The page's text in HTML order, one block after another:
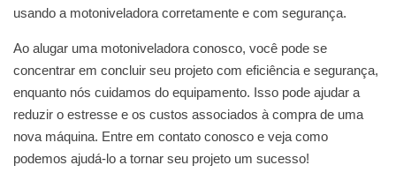
usando a motoniveladora corretamente e com segurança.
Ao alugar uma motoniveladora conosco, você pode se
concentrar em concluir seu projeto com eficiência e segurança,
enquanto nós cuidamos do equipamento. Isso pode ajudar a
reduzir o estresse e os custos associados à compra de uma
nova máquina. Entre em contato conosco e veja como
podemos ajudá-lo a tornar seu projeto um sucesso!